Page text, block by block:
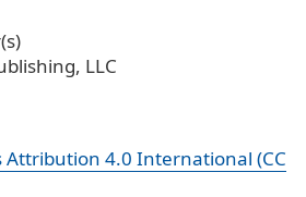
LLC
Attribution 4.0 International (CC